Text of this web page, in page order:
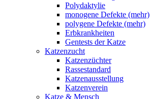
Polydaktylie
monogene Defekte (mehr)
polygene Defekte (mehr)
Erbkrankheiten
Gentests der Katze
Katzenzucht
Katzenzüchter
Rassestandard
Katzenausstellung
Katzenverein
Katze & Mensch